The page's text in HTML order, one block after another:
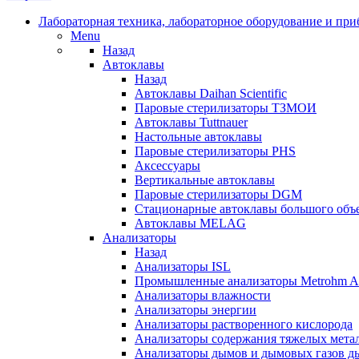
Лабораторная техника, лабораторное оборудование и
Menu
Назад
Автоклавы
Назад
Автоклавы Daihan Scientific
Паровые стерилизаторы ТЗМОИ
Автоклавы Tuttnauer
Наcтольные автоклавы
Паровые стерилизаторы PHS
Аксессуары
Вертикальные автоклавы
Паровые стерилизаторы DGM
Стационарные автоклавы большого
Автоклавы MELAG
Анализаторы
Назад
Анализаторы ISL
Промышленные анализаторы Metrohm
Анализаторы влажности
Анализаторы энергии
Анализаторы растворенного кислорода
Анализаторы содержания тяжелых
Анализаторы дымов и дымовых газов